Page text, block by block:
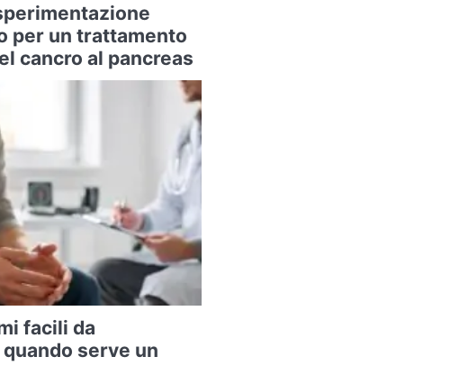
per un trattamento
cancro al pancreas
facili da
serve un